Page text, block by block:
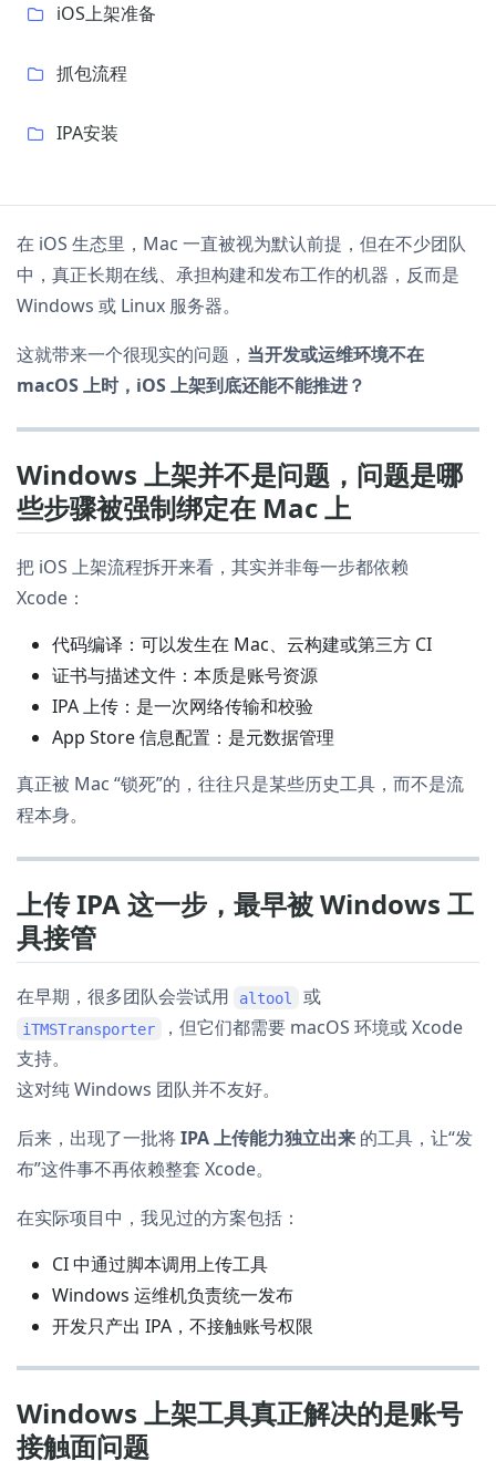
iOS上架准备
抓包流程
IPA安装
在 iOS 生态里，Mac 一直被视为默认前提，但在不少团队
中，真正长期在线、承担构建和发布工作的机器，反而是
Windows 或 Linux 服务器。
这就带来一个很现实的问题， 当开发或运维环境不在
macOS 上时，iOS 上架到底还能不能推进？
Windows 上架并不是问题，问题是哪
些步骤被强制绑定在 Mac 上
把 iOS 上架流程拆开来看，其实并非每一步都依赖
Xcode：
代码编译：可以发生在 Mac、云构建或第三方 CI
证书与描述文件：本质是账号资源
IPA 上传：是一次网络传输和校验
App Store 信息配置：是元数据管理
真正被 Mac “锁死”的，往往只是某些历史工具，而不是流
程本身。
上传 IPA 这一步，最早被 Windows 工
具接管
在早期，很多团队会尝试用 altool 或
iTMSTransporter
，但它们都需要 macOS 环境或 Xcode
支持。
这对纯 Windows 团队并不友好。
后来，出现了一批将IPA 上传能力独立出来 的工具，让“发
布”这件事不再依赖整套 Xcode。
在实际项目中，我见过的方案包括：
CI 中通过脚本调用上传工具
Windows 运维机负责统一发布
开发只产出 IPA，不接触账号权限
Windows 上架工具真正解决的是账号
接触面问题